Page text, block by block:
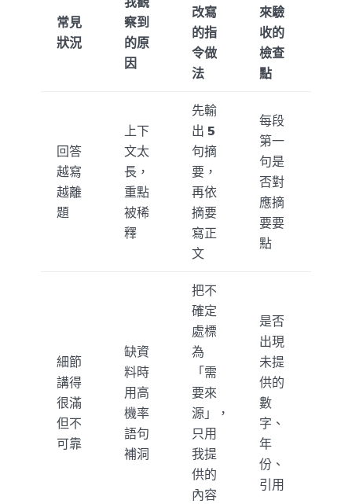
常見
狀況
察到
的原
因
改寫
的指
令做
法
來驗
收的
檢查
點
回答
越寫
越離
題
上下
文太
長，
重點
被稀
釋
先輸
出 5
句摘
要，
再依
摘要
寫正
文
每段
第一
句是
否對
應摘
要要
點
細節
講得
很滿
但不
可靠
缺資
料時
用高
機率
語句
補洞
把不
確定
處標
為
「需
要來
源」，
只用
我提
供的
內容
是否
出現
未提
供的
數
字、
年
份、
引用